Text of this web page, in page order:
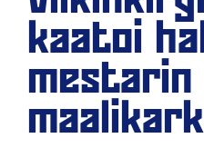
kaatoi
mestarin